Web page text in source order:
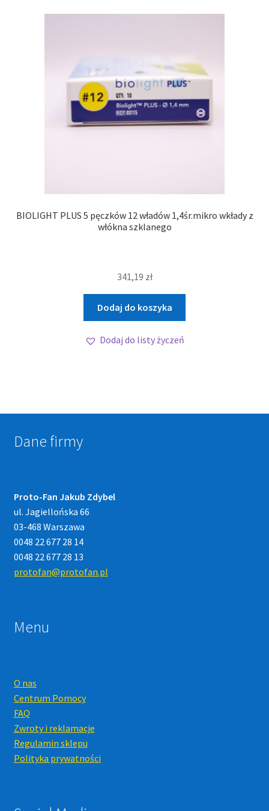
BIOLIGHT PLUS 5 pęczków 12 władów 1,4śr.mikro wkłady z
włókna szklanego
341,19 zł
Dodaj do koszyka
Dodaj do listy życzeń
Dane firmy
Proto-Fan Jakub Zdybel
ul. Jagiellońska 66
03-468 Warszawa
0048 22 677 28 14
0048 22 677 28 13
protofan@protofan.pl
Menu
O nas
Centrum Pomocy
FAQ
Zwroty i reklamacje
Regulamin sklepu
Polityka prywatności